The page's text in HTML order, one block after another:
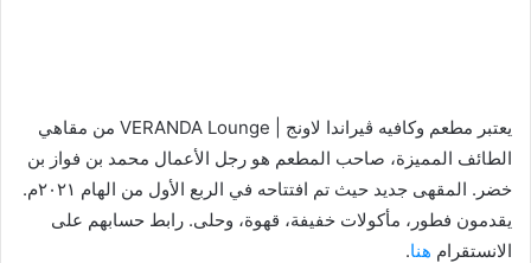
يعتبر مطعم وكافيه ڤيراندا لاونج | VERANDA Lounge من مقاهي
الطائف المميزة، صاحب المطعم هو رجل الأعمال محمد بن فواز بن
خضر. المقهى جديد حيث تم افتتاحه في الربع الأول من الهام ٢٠٢١م.
يقدمون فطور، مأكولات خفيفة، قهوة، وحلى. رابط حسابهم على
الانستقرام هنا.